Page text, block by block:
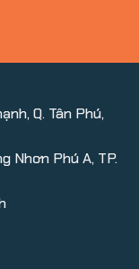
Q. Tân Phú,
Nhơn Phú A, TP.